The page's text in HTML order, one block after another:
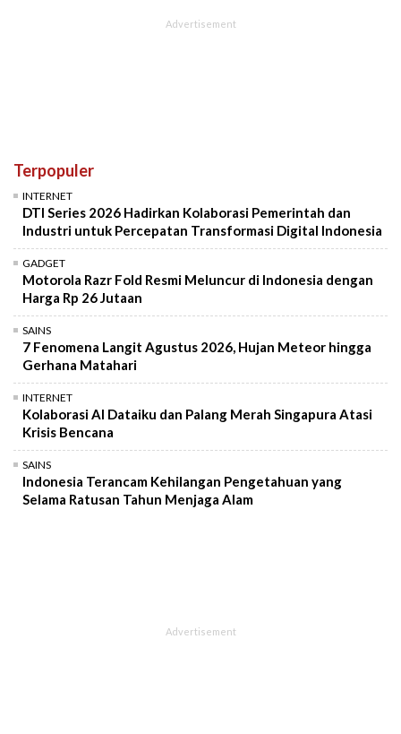
Terpopuler
INTERNET
DTI Series 2026 Hadirkan Kolaborasi Pemerintah dan
Industri untuk Percepatan Transformasi Digital Indonesia
GADGET
Motorola Razr Fold Resmi Meluncur di Indonesia dengan
Harga Rp 26 Jutaan
SAINS
7 Fenomena Langit Agustus 2026, Hujan Meteor hingga
Gerhana Matahari
INTERNET
Kolaborasi AI Dataiku dan Palang Merah Singapura Atasi
Krisis Bencana
SAINS
Indonesia Terancam Kehilangan Pengetahuan yang
Selama Ratusan Tahun Menjaga Alam